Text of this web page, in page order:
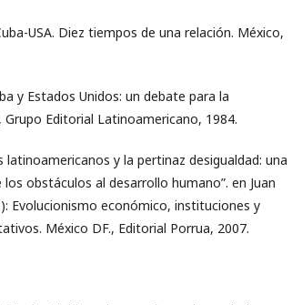
USA. Diez tiempos de una relación. México,
y Estados Unidos: un debate para la
Grupo Editorial Latinoamericano, 1984.
latinoamericanos y la pertinaz desigualdad: una
obstáculos al desarrollo humano”. en Juan
Evolucionismo económico, instituciones y
México DF., Editorial Porrua, 2007.